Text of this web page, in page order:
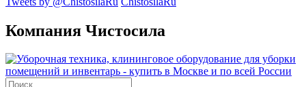
Компания Чистосила